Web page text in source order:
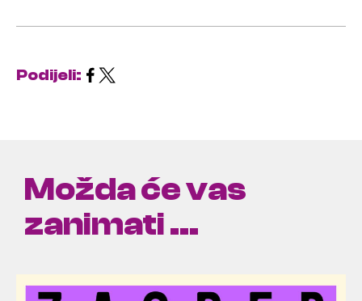
Podijeli:
Možda će vas
zanimati ...